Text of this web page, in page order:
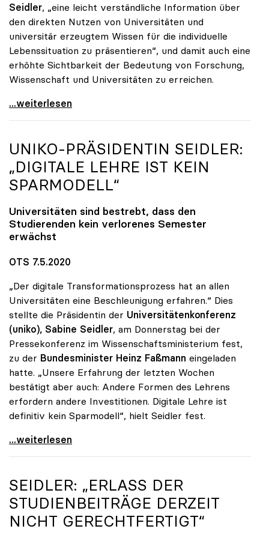
Seidler, „eine leicht verständliche Information über
den direkten Nutzen von Universitäten und
universitär erzeugtem Wissen für die individuelle
Lebenssituation zu präsentieren“, und damit auch eine
erhöhte Sichtbarkeit der Bedeutung von Forschung,
Wissenschaft und Universitäten zu erreichen.
Startschuss zur Online-Kampagne von Österreichs
...weiterlesen
UNIKO-PRÄSIDENTIN SEIDLER:
„DIGITALE LEHRE IST KEIN
SPARMODELL“
Universitäten sind bestrebt, dass den
Studierenden kein verlorenes Semester
erwächst
OTS 7.5.2020
„Der digitale Transformationsprozess hat an allen
Universitäten eine Beschleunigung erfahren.“ Dies
stellte die Präsidentin der Universitätenkonferenz
(uniko), Sabine Seidler, am Donnerstag bei der
Pressekonferenz im Wissenschaftsministerium fest,
zu der Bundesminister Heinz Faßmann eingeladen
hatte. „Unsere Erfahrung der letzten Wochen
bestätigt aber auch: Andere Formen des Lehrens
erfordern andere Investitionen. Digitale Lehre ist
definitiv kein Sparmodell“, hielt Seidler fest.
uniko-Präsidentin Seidler: „Digitale Lehre ist
...weiterlesen
SEIDLER: „ERLASS DER
STUDIENBEITRÄGE DERZEIT
NICHT GERECHTFERTIGT“